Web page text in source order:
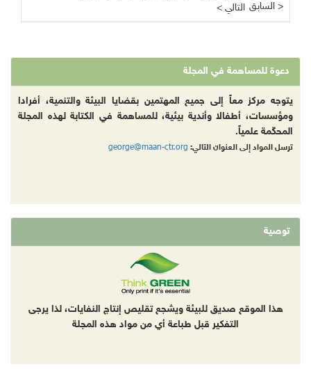
< التالي
السابق >
دعوة للمساهمة في المجلة
يتوجه مركز معاً إلى جميع المهتمين بقضايا البيئة والتنمية، أفرادا
ومؤسسات، أطفالا وأندية بيئية، للمساهمة في الكتابة لهذه المجلة
المحكّمة علمياً.
ترسل المواد إلى العنوان التالي: george@maan-ctr.org
توصية
هذا الموقع صديق للبيئة ويشجع تقليص إنتاج النفايات، لذا يرجى
التفكير قبل طباعة أي من مواد هذه المجلة